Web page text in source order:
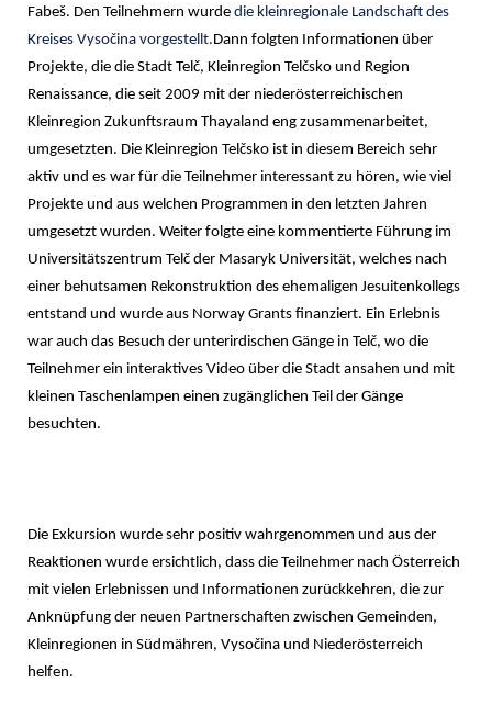
Fabeš. Den Teilnehmern wurde die kleinregionale Landschaft des
Kreises Vysočina vorgestellt. Dann folgten Informationen über
Projekte, die die Stadt Telč, Kleinregion Telčsko und Region
Renaissance, die seit 2009 mit der niederösterreichischen
Kleinregion Zukunftsraum Thayaland eng zusammenarbeitet,
umgesetzten. Die Kleinregion Telčsko ist in diesem Bereich sehr
aktiv und es war für die Teilnehmer interessant zu hören, wie viel
Projekte und aus welchen Programmen in den letzten Jahren
umgesetzt wurden. Weiter folgte eine kommentierte Führung im
Universitätszentrum Telč der Masaryk Universität, welches nach
einer behutsamen Rekonstruktion des ehemaligen Jesuitenkollegs
entstand und wurde aus Norway Grants finanziert. Ein Erlebnis
war auch das Besuch der unterirdischen Gänge in Telč, wo die
Teilnehmer ein interaktives Video über die Stadt ansahen und mit
kleinen Taschenlampen einen zugänglichen Teil der Gänge
besuchten.
Die Exkursion wurde sehr positiv wahrgenommen und aus der
Reaktionen wurde ersichtlich, dass die Teilnehmer nach Österreich
mit vielen Erlebnissen und Informationen zurückkehren, die zur
Anknüpfung der neuen Partnerschaften zwischen Gemeinden,
Kleinregionen in Südmähren, Vysočina und Niederösterreich
helfen.